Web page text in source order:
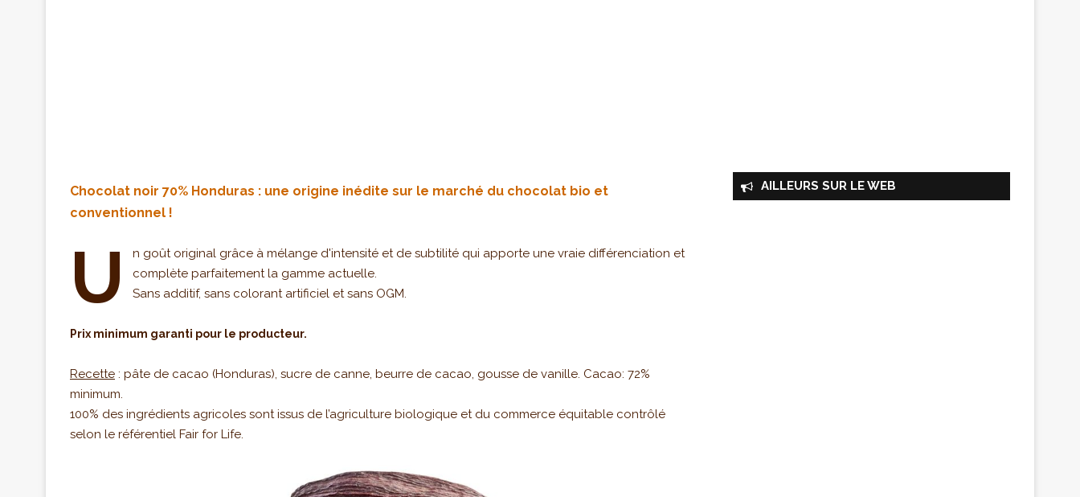
Chocolat noir 70% Honduras : une origine inédite sur le marché du chocolat bio et
conventionnel !
U
n goût original grâce à mélange d'intensité et de subtilité qui apporte une vraie différenciation et
complète parfaitement la gamme actuelle.
Sans additif, sans colorant artificiel et sans OGM.
Prix minimum garanti pour le producteur.
Recette : pâte de cacao (Honduras), sucre de canne, beurre de cacao, gousse de vanille. Cacao: 72%
minimum.
100% des ingrédients agricoles sont issus de l’agriculture biologique et du commerce équitable contrôlé
selon le référentiel Fair for Life.
AILLEURS SUR LE WEB